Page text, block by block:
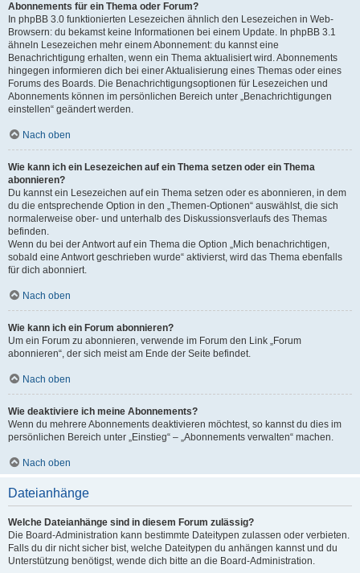
Abonnements für ein Thema oder Forum?
In phpBB 3.0 funktionierten Lesezeichen ähnlich den Lesezeichen in Web-
Browsern: du bekamst keine Informationen bei einem Update. In phpBB 3.1
ähneln Lesezeichen mehr einem Abonnement: du kannst eine
Benachrichtigung erhalten, wenn ein Thema aktualisiert wird. Abonnements
hingegen informieren dich bei einer Aktualisierung eines Themas oder eines
Forums des Boards. Die Benachrichtigungsoptionen für Lesezeichen und
Abonnements können im persönlichen Bereich unter „Benachrichtigungen
einstellen“ geändert werden.
Nach oben
Wie kann ich ein Lesezeichen auf ein Thema setzen oder ein Thema
abonnieren?
Du kannst ein Lesezeichen auf ein Thema setzen oder es abonnieren, in dem
du die entsprechende Option in den „Themen-Optionen“ auswählst, die sich
normalerweise ober- und unterhalb des Diskussionsverlaufs des Themas
befinden.
Wenn du bei der Antwort auf ein Thema die Option „Mich benachrichtigen,
sobald eine Antwort geschrieben wurde“ aktivierst, wird das Thema ebenfalls
für dich abonniert.
Nach oben
Wie kann ich ein Forum abonnieren?
Um ein Forum zu abonnieren, verwende im Forum den Link „Forum
abonnieren“, der sich meist am Ende der Seite befindet.
Nach oben
Wie deaktiviere ich meine Abonnements?
Wenn du mehrere Abonnements deaktivieren möchtest, so kannst du dies im
persönlichen Bereich unter „Einstieg“ – „Abonnements verwalten“ machen.
Nach oben
Dateianhänge
Welche Dateianhänge sind in diesem Forum zulässig?
Die Board-Administration kann bestimmte Dateitypen zulassen oder verbieten.
Falls du dir nicht sicher bist, welche Dateitypen du anhängen kannst und du
Unterstützung benötigst, wende dich bitte an die Board-Administration.